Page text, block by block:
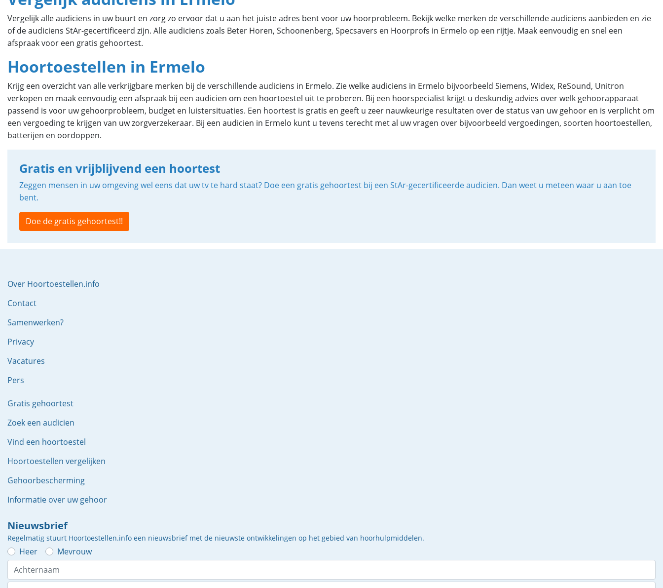
Vergelijk alle audiciens in uw buurt en zorg zo ervoor dat u aan het juiste adres bent voor uw hoorprobleem. Bekijk welke merken de verschillende audiciens aanbieden en zie
of de audiciens StAr-gecertificeerd zijn. Alle audiciens zoals Beter Horen, Schoonenberg, Specsavers en Hoorprofs in Ermelo op een rijtje. Maak eenvoudig en snel een
afspraak voor een gratis gehoortest.
Hoortoestellen in Ermelo
Krijg een overzicht van alle verkrijgbare merken bij de verschillende audiciens in Ermelo. Zie welke audiciens in Ermelo bijvoorbeeld Siemens, Widex, ReSound, Unitron
verkopen en maak eenvoudig een afspraak bij een audicien om een hoortoestel uit te proberen. Bij een hoorspecialist krijgt u deskundig advies over welk gehoorapparaat
passend is voor uw gehoorprobleem, budget en luistersituaties. Een hoortest is gratis en geeft u zeer nauwkeurige resultaten over de status van uw gehoor en is verplicht om
een vergoeding te krijgen van uw zorgverzekeraar. Bij een audicien in Ermelo kunt u tevens terecht met al uw vragen over bijvoorbeeld vergoedingen, soorten hoortoestellen,
batterijen en oordoppen.
Gratis en vrijblijvend een hoortest
Zeggen mensen in uw omgeving wel eens dat uw tv te hard staat? Doe een gratis gehoortest bij een StAr-gecertificeerde audicien. Dan weet u meteen waar u aan toe
bent.
Doe de gratis gehoortest!!
Over Hoortoestellen.info
Contact
Samenwerken?
Privacy
Vacatures
Pers
Gratis gehoortest
Zoek een audicien
Vind een hoortoestel
Hoortoestellen vergelijken
Gehoorbescherming
Informatie over uw gehoor
Nieuwsbrief
Regelmatig stuurt Hoortoestellen.info een nieuwsbrief met de nieuwste ontwikkelingen op het gebied van hoorhulpmiddelen.
Heer Mevrouw